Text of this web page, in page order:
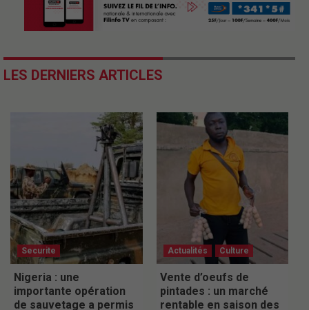
LES DERNIERS ARTICLES
Securite
Nigeria : une
importante opération
de sauvetage a permis
Actualités Culture
Vente d’oeufs de
pintades : un marché
rentable en saison des